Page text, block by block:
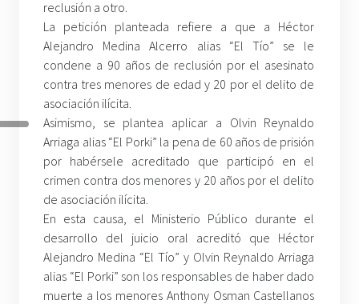
reclusión a otro.
La petición planteada refiere a que a Héctor
Alejandro Medina Alcerro alias “El Tío” se le
condene a 90 años de reclusión por el asesinato
contra tres menores de edad y 20 por el delito de
asociación ilícita.
Asimismo, se plantea aplicar a Olvin Reynaldo
Arriaga alias “El Porki” la pena de 60 años de prisión
por habérsele acreditado que participó en el
crimen contra dos menores y 20 años por el delito
de asociación ilícita.
En esta causa, el Ministerio Público durante el
desarrollo del juicio oral acreditó que Héctor
Alejandro Medina “El Tío” y Olvin Reynaldo Arriaga
alias “El Porki” son los responsables de haber dado
muerte a los menores Anthony Osman Castellanos